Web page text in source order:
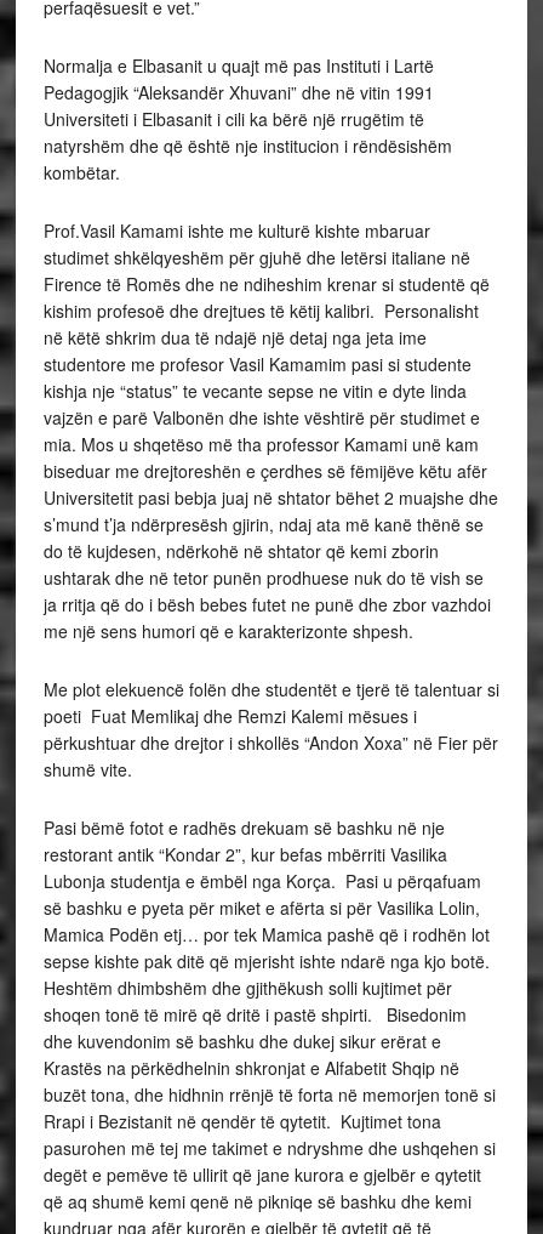
perfaqësuesit e vet.”
Normalja e Elbasanit u quajt më pas Instituti i Lartë
Pedagogjik “Aleksandër Xhuvani” dhe në vitin 1991
Universiteti i Elbasanit i cili ka bërë një rrugëtim të
natyrshëm dhe që është nje institucion i rëndësishëm
kombëtar.
Prof.Vasil Kamami ishte me kulturë kishte mbaruar
studimet shkëlqyeshëm për gjuhë dhe letërsi italiane në
Firence të Romës dhe ne ndiheshim krenar si studentë që
kishim profesoë dhe drejtues të këtij kalibri. Personalisht
në këtë shkrim dua të ndajë një detaj nga jeta ime
studentore me profesor Vasil Kamamim pasi si studente
kishja nje “status” te vecante sepse ne vitin e dyte linda
vajzën e parë Valbonën dhe ishte vështirë për studimet e
mia. Mos u shqetëso më tha professor Kamami unë kam
biseduar me drejtoreshën e çerdhes së fëmijëve këtu afër
Universitetit pasi bebja juaj në shtator bëhet 2 muajshe dhe
s’mund t’ja ndërpresësh gjirin, ndaj ata më kanë thënë se
do të kujdesen, ndërkohë në shtator që kemi zborin
ushtarak dhe në tetor punën prodhuese nuk do të vish se
ja rritja që do i bësh bebes futet ne punë dhe zbor vazhdoi
me një sens humori që e karakterizonte shpesh.
Me plot elekuencë folën dhe studentët e tjerë të talentuar si
poeti Fuat Memlikaj dhe Remzi Kalemi mësues i
përkushtuar dhe drejtor i shkollës “Andon Xoxa” në Fier për
shumë vite.
Pasi bëmë fotot e radhës drekuam së bashku në nje
restorant antik “Kondar 2”, kur befas mbërriti Vasilika
Lubonja studentja e ëmbël nga Korça. Pasi u përqafuam
së bashku e pyeta për miket e afërta si për Vasilika Lolin,
Mamica Podën etj… por tek Mamica pashë që i rodhën lot
sepse kishte pak ditë që mjerisht ishte ndarë nga kjo botë.
Heshtëm dhimbshëm dhe gjithëkush solli kujtimet për
shoqen tonë të mirë që dritë i pastë shpirti. Bisedonim
dhe kuvendonim së bashku dhe dukej sikur erërat e
Krastës na përkëdhelnin shkronjat e Alfabetit Shqip në
buzët tona, dhe hidhnin rrënjë të forta në memorjen tonë si
Rrapi i Bezistanit në qendër të qytetit. Kujtimet tona
pasurohen më tej me takimet e ndryshme dhe ushqehen si
degët e pemëve të ullirit që jane kurora e gjelbër e qytetit
që aq shumë kemi qenë në pikniqe së bashku dhe kemi
kundruar nga afër kurorën e gjelbër të qytetit që të